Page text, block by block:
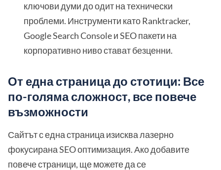
ключови думи до одит на технически
проблеми. Инструменти като Ranktracker,
Google Search Console и SEO пакети на
корпоративно ниво стават безценни.
От една страница до стотици: Все
по-голяма сложност, все повече
възможности
Сайтът с една страница изисква лазерно
фокусирана SEO оптимизация. Ако добавите
повече страници, ще можете да се